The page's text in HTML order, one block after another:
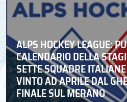
ALPS HOCKEY LEAGUE:
CALENDARIO DELLA
SETTE SQUADRE
VINTO AD APRILE DAL
FINALE SUL MERANO